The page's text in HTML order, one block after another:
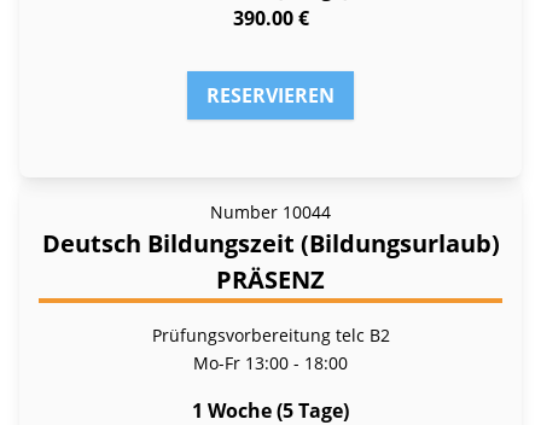
390.00 €
RESERVIEREN
Number 10044
Deutsch Bildungszeit (Bildungsurlaub)
PRÄSENZ
Prüfungsvorbereitung telc B2
Mo-Fr 13:00 - 18:00
1 Woche (5 Tage)